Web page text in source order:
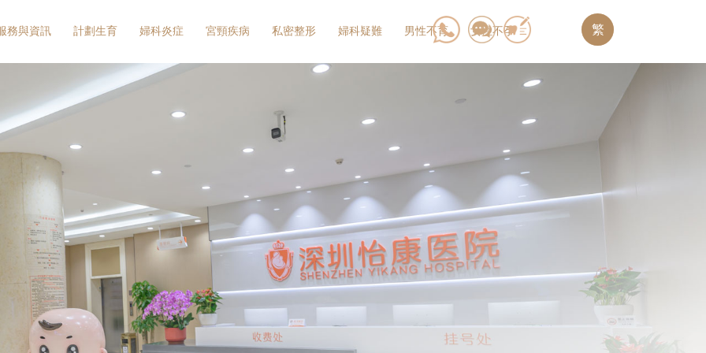
務與資訊 計劃生育 婦科炎症 宮頸疾病 私密整形 婦科疑難 男性不育 女性不孕 繁